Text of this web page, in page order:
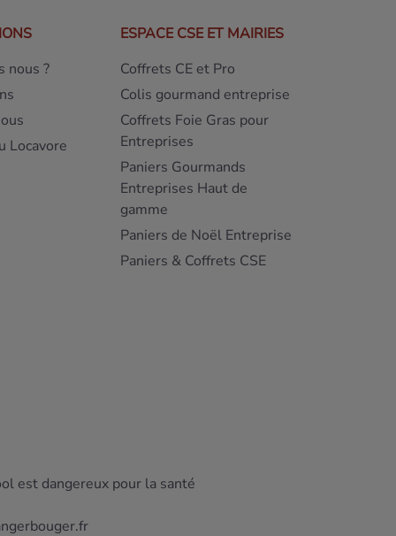
nous ?
Locavore
ESPACE CSE ET MAIRIES
Coffrets CE et Pro
Colis gourmand entreprise
Coffrets Foie Gras pour
Entreprises
Paniers Gourmands
Entreprises Haut de
gamme
Paniers de Noël Entreprise
Paniers & Coffrets CSE
est dangereux pour la santé